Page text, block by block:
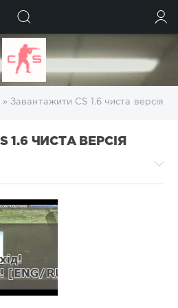
» Завантажити CS 1.6 чиста версія
ЧИСТА ВЕРСІЯ